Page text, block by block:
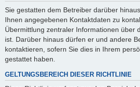
Sie gestatten dem Betreiber darüber
Ihnen angegebenen Kontaktdaten zu
Übermittlung zentraler Informationen über
ist. Darüber hinaus dürfen er und andere
kontaktieren, sofern Sie dies in Ihrem
gestattet haben.
GELTUNGSBEREICH DIESER RICHTLINIE